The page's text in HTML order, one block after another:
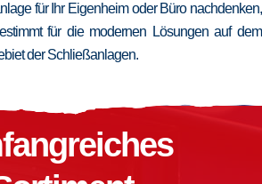
für Ihr Eigenheim oder Büro nachdenken,
für die modernen Lösungen auf dem
der Schließanlagen.